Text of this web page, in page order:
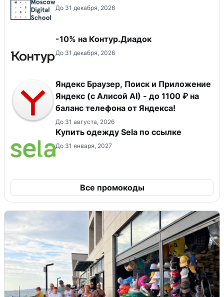
До 31 декабря, 2026
-10% на Контур.Диадок
До 31 декабря, 2026
Яндекс Браузер, Поиск и Приложение
Яндекс (с Алисой AI) - до 1100 ₽ на
баланс телефона от Яндекса!
До 31 августа, 2026
Купить одежду Sela по ссылке
До 31 января, 2027
Все промокоды